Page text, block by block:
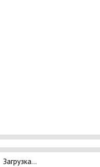
Загрузка...